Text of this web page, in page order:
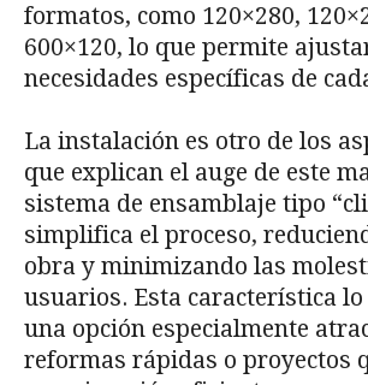
formatos, como 120×280,
600×120, lo que permite
necesidades específicas de
La instalación es otro de los
que explican el auge de este
sistema de ensamblaje tipo
simplifica el proceso,
obra y minimizando las
usuarios. Esta característica
una opción especialmente
reformas rápidas o proyectos